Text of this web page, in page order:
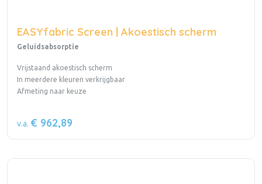
EASYfabric Screen | Akoestisch scherm
Geluidsabsorptie
Vrijstaand akoestisch scherm
In meerdere kleuren verkrijgbaar
Afmeting naar keuze
v.a. € 962,89